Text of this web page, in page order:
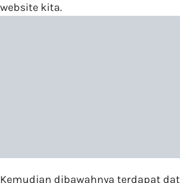
website kita.
Kemudian dibawahnya terdapat